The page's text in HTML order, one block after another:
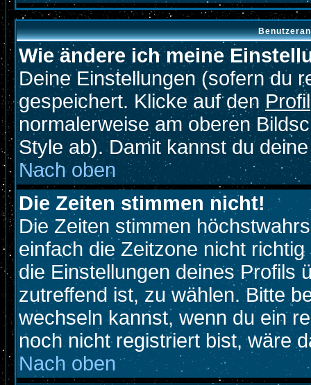
Wie ändere ich meine
Deine Einstellungen (sofern du
gespeichert. Klicke auf den Profil
normalerweise am oberen
Style ab). Damit kannst du
Nach oben
Die Zeiten stimmen nicht!
Die Zeiten stimmen
einfach die Zeitzone nicht
die Einstellungen deines Profils
zutreffend ist, zu wählen. Bitte
wechseln kannst, wenn du ein
noch nicht registriert bist, wäre
Nach oben